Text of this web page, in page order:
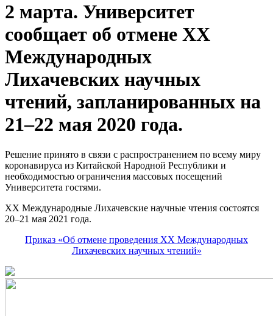
2 марта. Университет
сообщает об отмене XX
Международных
Лихачевских научных
чтений, запланированных на
21–22 мая 2020 года.
Решение принято в связи с распространением по всему миру
коронавируса из Китайской Народной Республики и
необходимостью ограничения массовых посещений
Университета гостями.
XX Международные Лихачевские научные чтения состоятся
20–21 мая 2021 года.
Приказ «Об отмене проведения XX Международных
Лихачевских научных чтений»